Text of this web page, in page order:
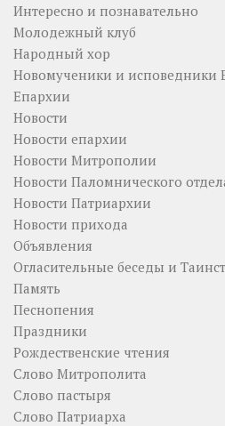
Интересно и познавательно
Молодежный клуб
Народный хор
Новомученики и исповедники
Епархии
Новости
Новости епархии
Новости Митрополии
Новости Паломнического
Новости Патриархии
Новости прихода
Объявления
Огласительные беседы и
Память
Песнопения
Праздники
Рождественские чтения
Слово Митрополита
Слово пастыря
Слово Патриарха